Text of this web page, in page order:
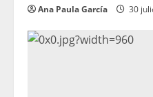
Ana Paula García 30